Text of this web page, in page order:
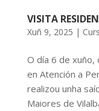
VISITA
Xuñ 9, 2025 |
O día 6 de xuño,
en Atención a
realizou unha
Maiores de